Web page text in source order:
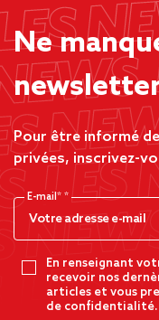
Ne
Pour être informé
privées, inscrivez-
E-mail*
En renseignant
recevoir nos
articles et vous
de confidentialité.